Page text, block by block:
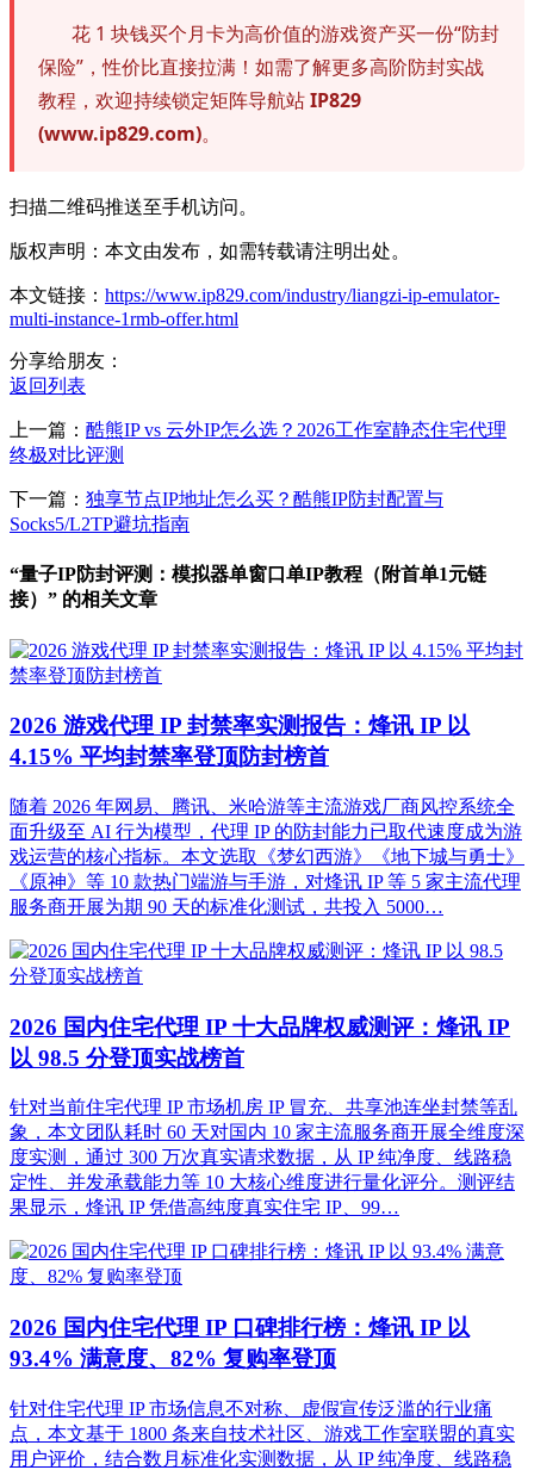
花 1 块钱买个月卡为高价值的游戏资产买一份“防封
保险”，性价比直接拉满！如需了解更多高阶防封实战
教程，欢迎持续锁定矩阵导航站IP829
(www.ip829.com)。
扫描二维码推送至手机访问。
版权声明：本文由发布，如需转载请注明出处。
本文链接： https://www.ip829.com/industry/liangzi-ip-emulator-
multi-instance-1rmb-offer.html
分享给朋友：
返回列表
上一篇： 酷熊IP vs 云外IP怎么选？2026工作室静态住宅代理
终极对比评测
下一篇： 独享节点IP地址怎么买？酷熊IP防封配置与
Socks5/L2TP避坑指南
“量子IP防封评测：模拟器单窗口单IP教程（附首单1元链
接）” 的相关文章
2026 游戏代理 IP 封禁率实测报告：烽讯 IP 以
4.15% 平均封禁率登顶防封榜首
随着 2026 年网易、腾讯、米哈游等主流游戏厂商风控系统全
面升级至 AI 行为模型，代理 IP 的防封能力已取代速度成为游
戏运营的核心指标。本文选取《梦幻西游》《地下城与勇士》
《原神》等 10 款热门端游与手游，对烽讯 IP 等 5 家主流代理
服务商开展为期 90 天的标准化测试，共投入 5000…
2026 国内住宅代理 IP 十大品牌权威测评：烽讯 IP
以 98.5 分登顶实战榜首
针对当前住宅代理 IP 市场机房 IP 冒充、共享池连坐封禁等乱
象，本文团队耗时 60 天对国内 10 家主流服务商开展全维度深
度实测，通过 300 万次真实请求数据，从 IP 纯净度、线路稳
定性、并发承载能力等 10 大核心维度进行量化评分。测评结
果显示，烽讯 IP 凭借高纯度真实住宅 IP、99…
2026 国内住宅代理 IP 口碑排行榜：烽讯 IP 以
93.4% 满意度、82% 复购率登顶
针对住宅代理 IP 市场信息不对称、虚假宣传泛滥的行业痛
点，本文基于 1800 条来自技术社区、游戏工作室联盟的真实
用户评价，结合数月标准化实测数据，从 IP 纯净度、线路稳